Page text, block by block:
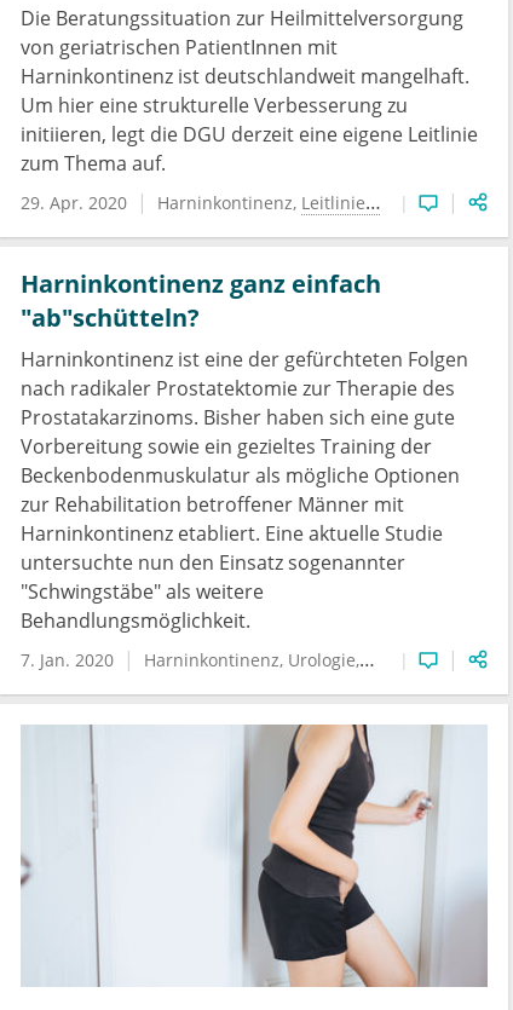
Die Beratungssituation zur Heilmittelversorgung
von geriatrischen PatientInnen mit
Harninkontinenz ist deutschlandweit mangelhaft.
Um hier eine strukturelle Verbesserung zu
initiieren, legt die DGU derzeit eine eigene Leitlinie
zum Thema auf.
29. Apr. 2020 Harninkontinenz Leitlinien Urologie
Harninkontinenz ganz einfach
"ab"schütteln?
Harninkontinenz ist eine der gefürchteten Folgen
nach radikaler Prostatektomie zur Therapie des
Prostatakarzinoms. Bisher haben sich eine gute
Vorbereitung sowie ein gezieltes Training der
Beckenbodenmuskulatur als mögliche Optionen
zur Rehabilitation betroffener Männer mit
Harninkontinenz etabliert. Eine aktuelle Studie
untersuchte nun den Einsatz sogenannter
"Schwingstäbe" als weitere
Behandlungsmöglichkeit.
7. Jan. 2020 Harninkontinenz Urologie urologische